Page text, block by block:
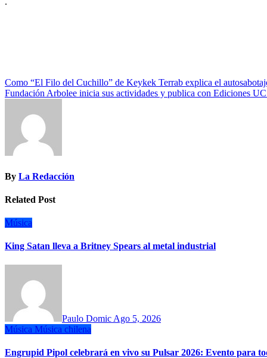
Navegación
de
entradas
Como “El Filo del Cuchillo” de Keykek Terrab explica el
Fundación Arbolee inicia sus actividades y publica con Ediciones
By La Redacción
Related Post
Música
King Satan lleva a Britney Spears al metal industrial
Paulo Domic Ago 5, 2026
Música Música chilena
Engrupid Pipol celebrará en vivo su Pulsar 2026: Evento para